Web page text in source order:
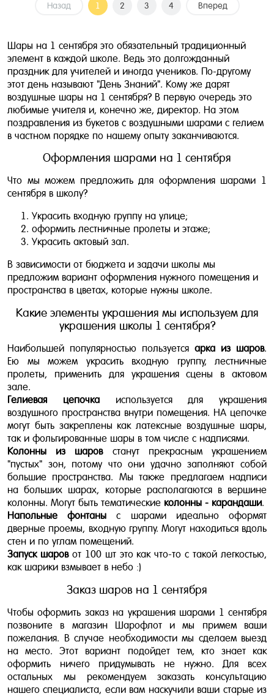
Назад 1 2 3 4 Вперед
Шары на 1 сентября это обязательный традиционный
элемент в каждой школе. Ведь это долгожданный
праздник для учителей и иногда учеников. По-другому
этот день называют "День Знаний". Кому же дарят
воздушные шары на 1 сентября? В первую очередь это
любимые учителя и, конечно же, директор. На этом
поздравления из букетов с воздушными шарами с гелием
в частном порядке по нашему опыту заканчиваются.
Оформления шарами на 1 сентября
Что мы можем предложить для оформления шарами 1
сентября в школу?
Украсить входную группу на улице;
оформить лестничные пролеты и этаже;
Украсить актовый зал.
В зависимости от бюджета и задачи школы мы
предложим вариант оформления нужного помещения и
пространства в цветах, которые нужны школе.
Какие элементы украшения мы используем для
украшения школы 1 сентября?
Наибольшей популярностью пользуется арка из шаров.
Ею мы можем украсить входную группу, лестничные
пролеты, применить для украшения сцены в актовом
зале.
Гелиевая цепочкаиспользуется для украшения
воздушного пространства внутри помещения. НА цепочке
могут быть закреплены как латексные воздушные шары,
так и фольгированные шары в том числе с надписями.
Колонны из шаровстанут прекрасным украшением
"пустых" зон, потому что они удачно заполняют собой
большие пространства. Мы также предлагаем надписи
на больших шарах, которые располагаются в вершине
колонны. Могут быть тематические колонны - карандаши.
Напольные фонтаны с шарами идеально оформят
дверные проемы, входную группу. Могут находиться вдоль
стен и по углам помещений.
Запуск шаровот 100 шт это как что-то с такой легкостью,
как шарики взмывает в небо :)
Заказ шаров на 1 сентября
Чтобы оформить заказ на украшения шарами 1 сентября
позвоните в магазин Шарофлот и мы примем ваши
пожелания. В случае необходимости мы сделаем выезд
на место. Этот вариант подойдет тем, кто знает как
оформить ничего придумывать не нужно. Для всех
остальных мы рекомендуем заказать консультацию
нашего специалиста, если вам наскучили ваши старые из